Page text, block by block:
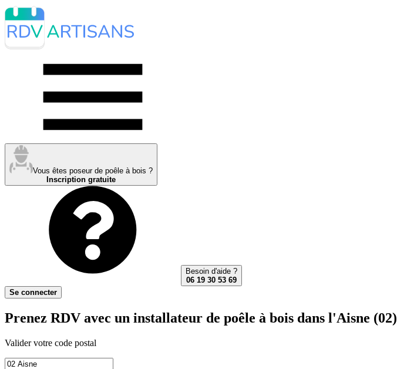
Vous êtes poseur de poêle à bois ?
Inscription gratuite
Besoin d'aide ?
06 19 30 53 69
Se connecter
Prenez RDV avec un installateur de poêle à bois dans l'Aisne (02)
Valider votre code postal